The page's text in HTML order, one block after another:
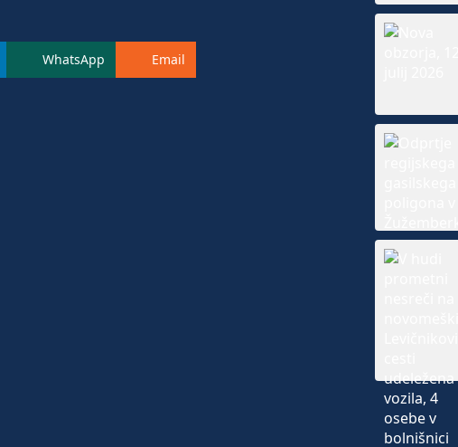
WhatsApp Email